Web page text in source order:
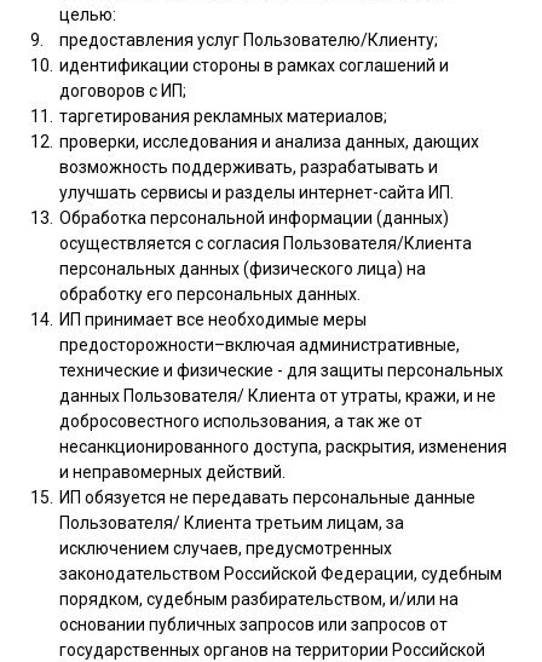
целью:
предоставления услуг Пользователю/Клиенту;
идентификации стороны в рамках соглашений и
договоров с ИП;
таргетирования рекламных материалов;
проверки, исследования и анализа данных, дающих
возможность поддерживать, разрабатывать и
улучшать сервисы и разделы интернет-сайта ИП.
Обработка персональной информации (данных)
осуществляется с согласия Пользователя/Клиента
персональных данных (физического лица) на
обработку его персональных данных.
ИП принимает все необходимые меры
предосторожности–включая административные,
технические и физические - для защиты персональных
данных Пользователя/ Клиента от утраты, кражи, и не
добросовестного использования, а так же от
несанкционированного доступа, раскрытия, изменения
и неправомерных действий.
ИП обязуется не передавать персональные данные
Пользователя/ Клиента третьим лицам, за
исключением случаев, предусмотренных
законодательством Российской Федерации, судебным
порядком, судебным разбирательством, и/или на
основании публичных запросов или запросов от
государственных органов на территории Российской